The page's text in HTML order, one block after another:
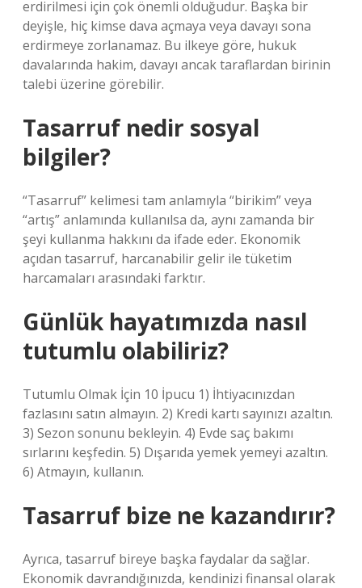
erdirilmesi için çok önemli olduğudur. Başka bir
deyişle, hiç kimse dava açmaya veya davayı sona
erdirmeye zorlanamaz. Bu ilkeye göre, hukuk
davalarında hakim, davayı ancak taraflardan birinin
talebi üzerine görebilir.
Tasarruf nedir sosyal
bilgiler?
“Tasarruf” kelimesi tam anlamıyla “birikim” veya
“artış” anlamında kullanılsa da, aynı zamanda bir
şeyi kullanma hakkını da ifade eder. Ekonomik
açıdan tasarruf, harcanabilir gelir ile tüketim
harcamaları arasındaki farktır.
Günlük hayatımızda nasıl
tutumlu olabiliriz?
Tutumlu Olmak İçin 10 İpucu 1) İhtiyacınızdan
fazlasını satın almayın. 2) Kredi kartı sayınızı azaltın.
3) Sezon sonunu bekleyin. 4) Evde saç bakımı
sırlarını keşfedin. 5) Dışarıda yemek yemeyi azaltın.
6) Atmayın, kullanın.
Tasarruf bize ne kazandırır?
Ayrıca, tasarruf bireye başka faydalar da sağlar.
Ekonomik davrandığınızda, kendinizi finansal olarak